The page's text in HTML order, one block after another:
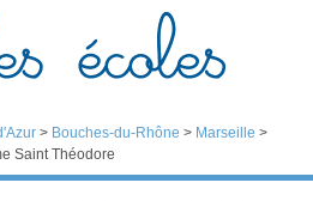
> Bouches-du-Rhône > Marseille >
Saint Théodore